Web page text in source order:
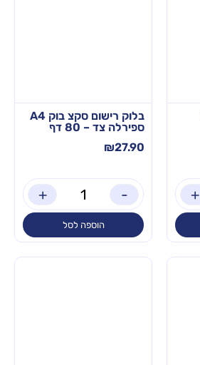
+
בלוק רישום סקצ בוק A4
ספירלה צד – 80 דף
₪27.90
-
+
הוספה לסל